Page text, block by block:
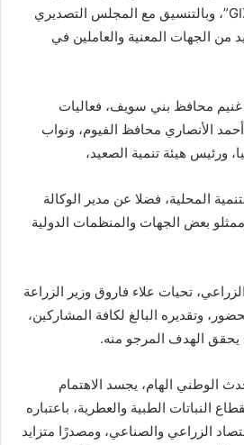
الألمانية للتعاون الدولي “GIZ”، وبالتنسيق مع المجلس التصديري
من الجهات المعنية والعاملين في
غنيم محافظ بني سويف، فعاليات
الأنصاري محافظ الفيوم، ونواب
ورئيس هيئة تنمية الصعيد،
المحلية، فضلا عن مدير الوكالة
وممثلو بعض الجهات والمنظمات الدولية
تحيات علاء فاروق وزير الزراعة
وتقديره البالغ لكافة المشاركين،
يحقق الهدف المرجو منه.
الوطني الهام، يجسد الاهتمام
النباتات الطبية والعطرية، باعتباره
الزراعي والصناعي، ومصدرًا متزايد